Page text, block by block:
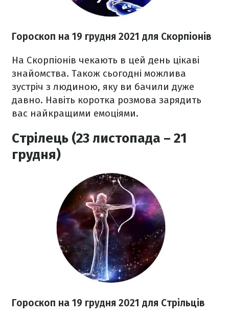
Гороскоп на 19 грудня 2021 для Скорпіонів
На Скорпіонів чекають в цей день цікаві
знайомства. Також сьогодні можлива
зустріч з людиною, яку ви бачили дуже
давно. Навіть коротка розмова зарядить
вас найкращими емоціями.
Стрілець (23 листопада – 21
грудня)
Гороскоп на 19 грудня 2021 для Стрільців